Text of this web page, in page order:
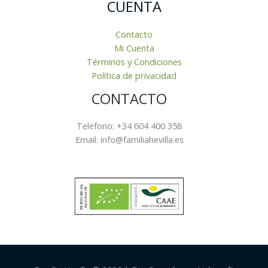
CUENTA
Contacto
Mi Cuenta
Términos y Condiciones
Política de privacidad
CONTACTO
Teléfono: +34 604 400 358
Email: info@familiahevilla.es